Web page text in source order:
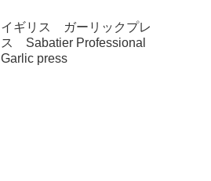
イギリス ガーリックプレ
ス Sabatier Professional
Garlic press